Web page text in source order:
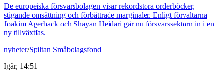
De europeiska försvarsbolagen visar rekordstora orderböcker,
stigande omsättning och förbättrade marginaler. Enligt förvaltarna
Joakim Agerback och Shayan Heidari går nu försvarssektorn in i en
ny tillväxtfas.
nyheter/Spiltan Småbolagsfond
Igår, 14:51